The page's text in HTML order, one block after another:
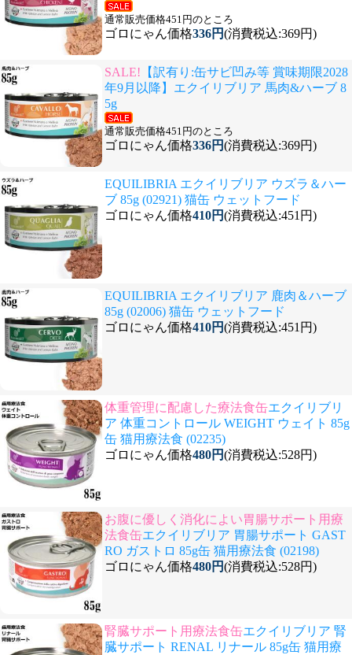
通常販売価格451円のところ
ゴロにゃん価格336円(消費税込:369円)
SALE! 【訳有り:缶サビ凹み等 賞味期限2028
年9月以降】エクイリブリア 馬肉&ハーブ 8
5g
通常販売価格451円のところ
ゴロにゃん価格336円(消費税込:369円)
EQUILIBRIA エクイリブリア ウズラ＆ハー
ブ 85g (02921) 猫缶 ウェットフード
ゴロにゃん価格410円(消費税込:451円)
EQUILIBRIA エクイリブリア 鹿肉＆ハーブ
85g (02006) 猫缶 ウェットフード
ゴロにゃん価格410円(消費税込:451円)
体重管理に配慮した療法食缶エクイリブリ
ア 体重コントロール WEIGHT ウェイト 85g
缶 猫用療法食 (02235)
ゴロにゃん価格480円(消費税込:528円)
お腹に優しく消化によい胃腸サポート用療
法食缶エクイリブリア 胃腸サポート GAST
RO ガストロ 85g缶 猫用療法食 (02198)
ゴロにゃん価格480円(消費税込:528円)
腎臓サポート用療法食缶エクイリブリア 腎
臓サポート RENAL リナール 85g缶 猫用療